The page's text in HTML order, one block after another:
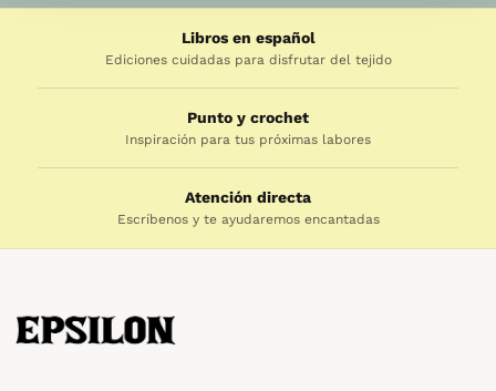
Libros en español
Ediciones cuidadas para disfrutar del tejido
Punto y crochet
Inspiración para tus próximas labores
Atención directa
Escríbenos y te ayudaremos encantadas